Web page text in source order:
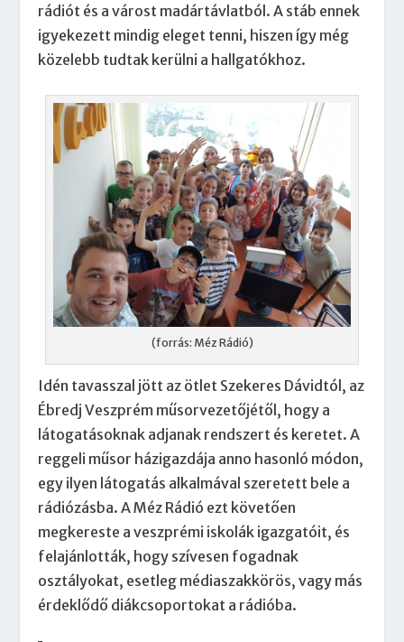
rádiót és a várost madártávlatból. A stáb ennek
igyekezett mindig eleget tenni, hiszen így még
közelebb tudtak kerülni a hallgatókhoz.
(forrás: Méz Rádió)
Idén tavasszal jött az ötlet Szekeres Dávidtól, az
Ébredj Veszprém műsorvezetőjétől, hogy a
látogatásoknak adjanak rendszert és keretet. A
reggeli műsor házigazdája anno hasonló módon,
egy ilyen látogatás alkalmával szeretett bele a
rádiózásba. A Méz Rádió ezt követően
megkereste a veszprémi iskolák igazgatóit, és
felajánlották, hogy szívesen fogadnak
osztályokat, esetleg médiaszakkörös, vagy más
érdeklődő diákcsoportokat a rádióba.